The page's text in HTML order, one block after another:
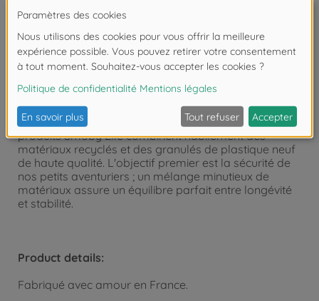
tout aussi faciles à démonter. Fabriqué en plastique
intempéries pour des couleurs riches et durables.
Cette maisonnette polyvalente pour enfants peut être
agrandie grâce aux accessoires Smoby.
La maison de jeu est produite dans l'usine Smoby en
France et fait partie de la collection Smoby Life. Les
produits Smoby Life combinent habilement des
matériaux recyclés et des granulés de plastique neuf
de haute qualité. L'objectif premier est la sécurité de
nos petits aventuriers ; un mélange minutieux de
matériaux assure un équilibre parfait entre longévité
et stabilité.
Product details:
Fabriqué avec amour en France.